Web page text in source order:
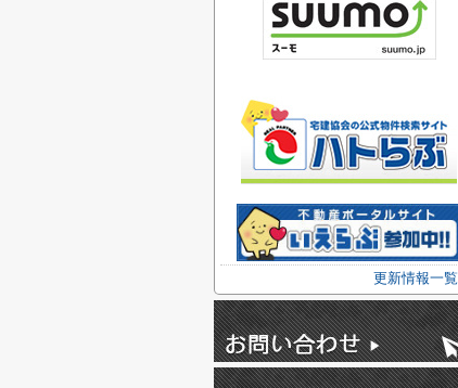
更新情報一覧